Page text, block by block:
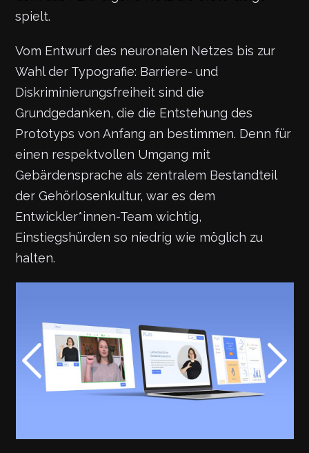
spielt.
Vom Entwurf des neuronalen Netzes bis zur
Wahl der Typografie: Barriere- und
Diskriminierungsfreiheit sind die
Grundgedanken, die die Entstehung des
Prototyps von Anfang an bestimmen. Denn für
einen respektvollen Umgang mit
Gebärdensprache als zentralem Bestandteil
der Gehörlosenkultur, war es dem
Entwickler*innen-Team wichtig,
Einstiegshürden so niedrig wie möglich zu
halten.